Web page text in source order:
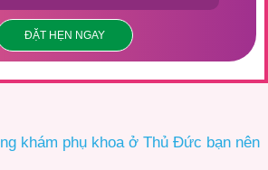
ĐẶT HẸN NGAY
khám phụ khoa ở Thủ Đức bạn nên